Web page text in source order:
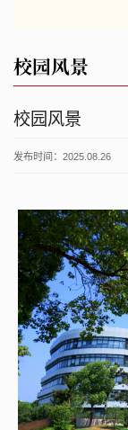
校园风景
校园风景
发布时间：2025.08.26